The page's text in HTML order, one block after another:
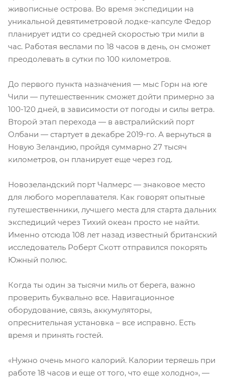
живописные острова. Во время экспедиции на
уникальной девятиметровой лодке-капсуле Федор
планирует идти со средней скоростью три мили в
час. Работая веслами по 18 часов в день, он сможет
преодолевать в сутки по 100 километров.
До первого пункта назначения — мыс Горн на юге
Чили — путешественник сможет дойти примерно за
100-120 дней, в зависимости от погоды и силы ветра.
Второй этап перехода — в австралийский порт
Олбани — стартует в декабре 2019-го. А вернуться в
Новую Зеландию, пройдя суммарно 27 тысяч
километров, он планирует еще через год.
Новозеландский порт Чалмерс — знаковое место
для любого мореплавателя. Как говорят опытные
путешественники, лучшего места для старта дальних
экспедиций через Тихий океан просто не найти.
Именно отсюда 108 лет назад известный британский
исследователь Роберт Скотт отправился покорять
Южный полюс.
Когда ты один за тысячи миль от берега, важно
проверить буквально все. Навигационное
оборудование, связь, аккумуляторы,
опреснительная установка – все исправно. Есть
время и принять гостей.
«Нужно очень много калорий. Калории теряешь при
работе 18 часов и еще от того, что еще холодно», —